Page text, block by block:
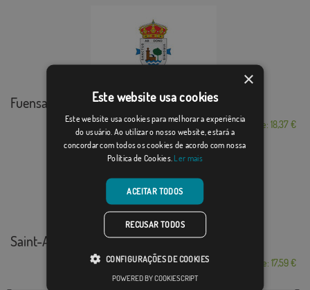
Fuensanta
Desde: 18,37 €
Saint-Agil
Desde: 17,59 €
×
Este website usa cookies
Este website usa cookies para melhorar a experiência
do usuário. Ao utilizar o nosso website, estará a
concordar com todos os cookies de acordo com nossa
Política de Cookies. Ler mais
ACEITAR TODOS
RECUSAR TODOS
CONFIGURAÇÕES DE COOKIES
POWERED BY COOKIESCRIPT